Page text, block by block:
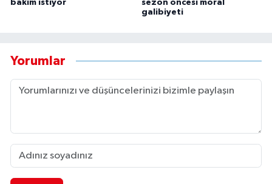
bakım istiyor
sezon öncesi moral
galibiyeti
Yorumlar